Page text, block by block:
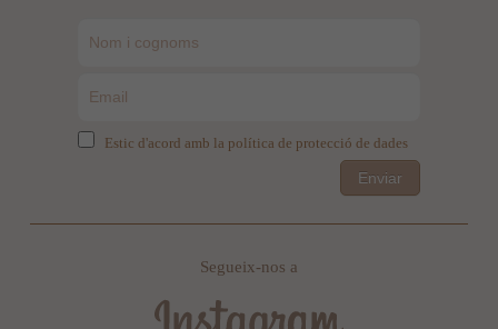
Estic d'acord amb la política de protecció de dades
Enviar
Segueix-nos a